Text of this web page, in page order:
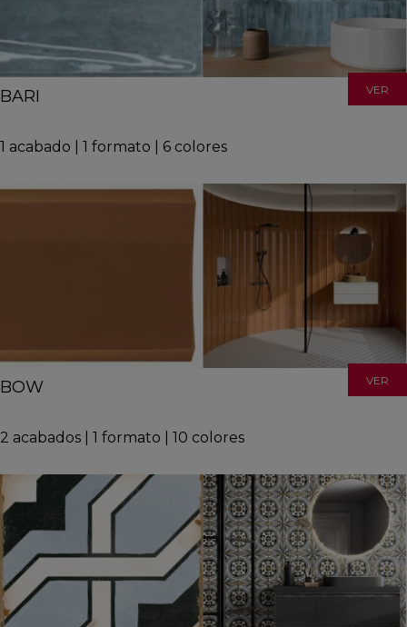
BARI VER
1 acabado 1 formato 6 colores
BOW VER
2 acabados 1 formato 10 colores